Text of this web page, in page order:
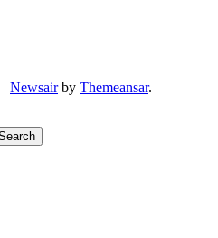
| Newsairby Themeansar.